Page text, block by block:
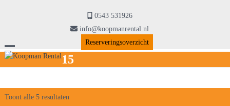
0543 531926
info@koopmanrental.nl
Reserveringsoverzicht
Open
menu
Close
menu
15
Toont alle 5 resultaten